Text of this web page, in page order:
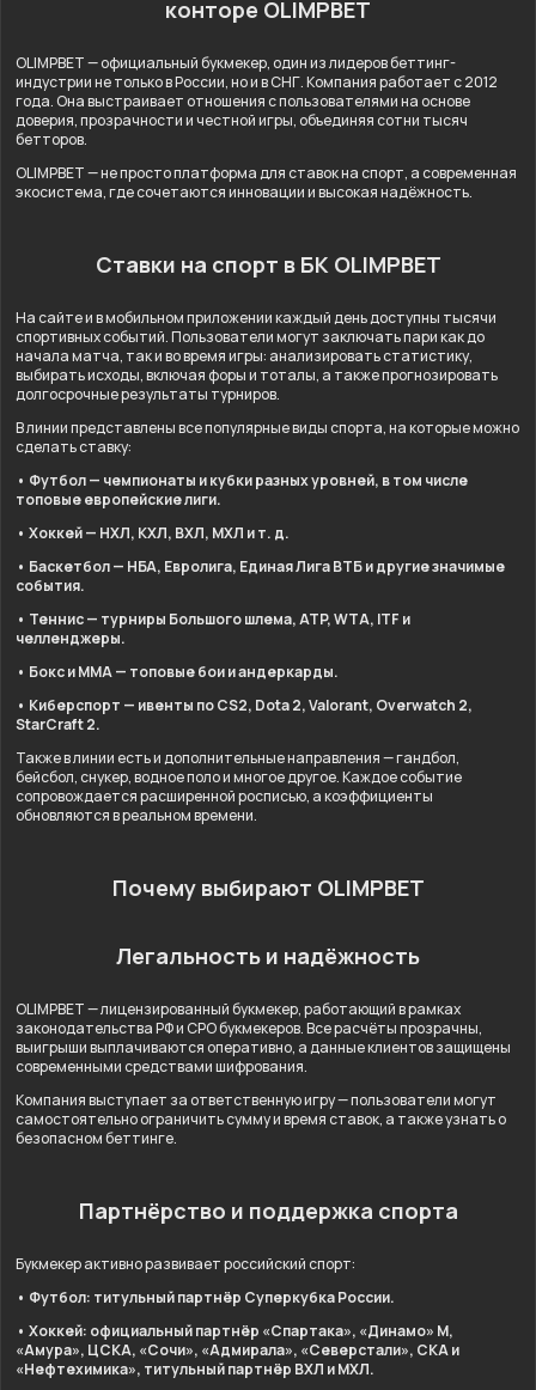
конторе OLIMPBET
OLIMPBET — официальный букмекер, один из лидеров беттинг-
индустрии не только в России, но и в СНГ. Компания работает с 2012
года. Она выстраивает отношения с пользователями на основе
доверия, прозрачности и честной игры, объединяя сотни тысяч
бетторов.
OLIMPBET — не просто платформа для ставок на спорт, а современная
экосистема, где сочетаются инновации и высокая надёжность.
Ставки на спорт в БК OLIMPBET
На сайте и в мобильном приложении каждый день доступны тысячи
спортивных событий. Пользователи могут заключать пари как до
начала матча, так и во время игры: анализировать статистику,
выбирать исходы, включая форы и тоталы, а также прогнозировать
долгосрочные результаты турниров.
В линии представлены все популярные виды спорта, на которые можно
сделать ставку:
• Футбол — чемпионаты и кубки разных уровней, в том числе
топовые европейские лиги.
• Хоккей — НХЛ, КХЛ, ВХЛ, МХЛ и т. д.
• Баскетбол — НБА, Евролига, Единая Лига ВТБ и другие значимые
события.
• Теннис — турниры Большого шлема, ATP, WTA, ITF и
челленджеры.
• Бокс и ММА — топовые бои и андеркарды.
• Киберспорт — ивенты по CS2, Dota 2, Valorant, Overwatch 2,
StarCraft 2.
Также в линии есть и дополнительные направления — гандбол,
бейсбол, снукер, водное поло и многое другое. Каждое событие
сопровождается расширенной росписью, а коэффициенты
обновляются в реальном времени.
Почему выбирают OLIMPBET
Легальность и надёжность
OLIMPBET — лицензированный букмекер, работающий в рамках
законодательства РФ и СРО букмекеров. Все расчёты прозрачны,
выигрыши выплачиваются оперативно, а данные клиентов защищены
современными средствами шифрования.
Компания выступает за ответственную игру — пользователи могут
самостоятельно ограничить сумму и время ставок, а также узнать о
безопасном беттинге.
Партнёрство и поддержка спорта
Букмекер активно развивает российский спорт:
• Футбол: титульный партнёр Суперкубка России.
• Хоккей: официальный партнёр «Спартака», «Динамо» М,
«Амура», ЦСКА, «Сочи», «Адмирала», «Северстали», СКА и
«Нефтехимика», титульный партнёр ВХЛ и МХЛ.